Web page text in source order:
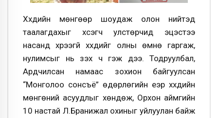
Хүүхдийн мөнгөөр шоудаж олон нийтэд
таалагдахыг хүсэгч улстөрчид эцэстээ
насанд хүрээгүй хүүхдийг олны өмнө гаргаж,
нулимсыг нь үзэх ч гэж дээ. Тодруулбал,
Ардчилсан намаас зохион байгуулсан
“Монголоо сонсъё” өдөрлөгийн үеэр хүүхдийн
мөнгөний асуудлыг хөндөж, Орхон аймгийн
10 настай Л.Бранижал охиныг уйлуулан байж